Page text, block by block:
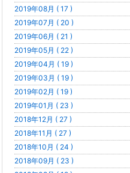
2019年08月 ( 17 )
2019年07月 ( 20 )
2019年06月 ( 21 )
2019年05月 ( 22 )
2019年04月 ( 19 )
2019年03月 ( 19 )
2019年02月 ( 19 )
2019年01月 ( 23 )
2018年12月 ( 27 )
2018年11月 ( 27 )
2018年10月 ( 24 )
2018年09月 ( 23 )